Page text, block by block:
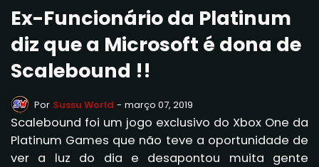
Ex-Funcionário da Platinum
diz que a Microsoft é dona de
Scalebound !!
Por Sussu World - março 07, 2019
Scalebound foi um jogo exclusivo do Xbox One da
Platinum Games que não teve a oportunidade de
ver a luz do dia e desapontou muita gente